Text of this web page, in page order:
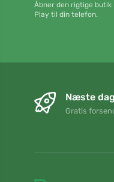
Åbner den rigtige butik
Play til din telefon.
Næste
Gratis